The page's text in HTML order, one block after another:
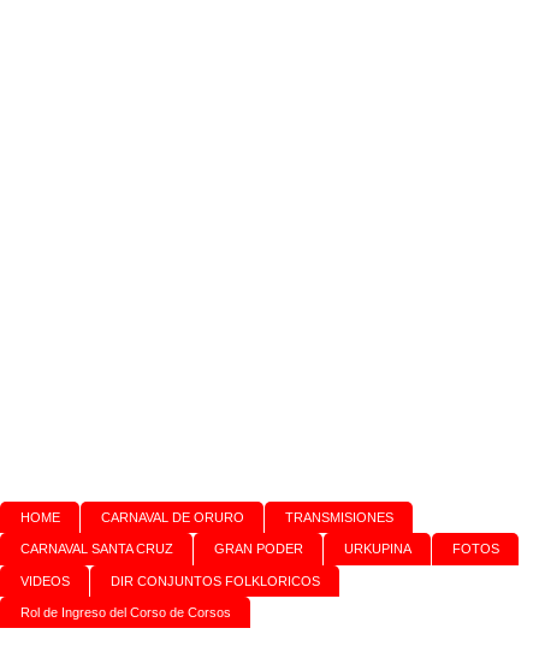
HOME CARNAVAL DE ORURO TRANSMISIONES
CARNAVAL SANTA CRUZ GRAN PODER URKUPINA FOTOS
VIDEOS DIR CONJUNTOS FOLKLORICOS
Rol de Ingreso del Corso de Corsos